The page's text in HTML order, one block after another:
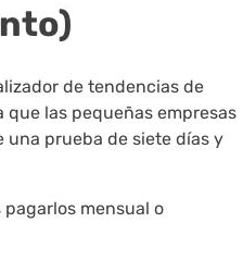
de tendencias de
las pequeñas empresas
prueba de siete días y
mensual o